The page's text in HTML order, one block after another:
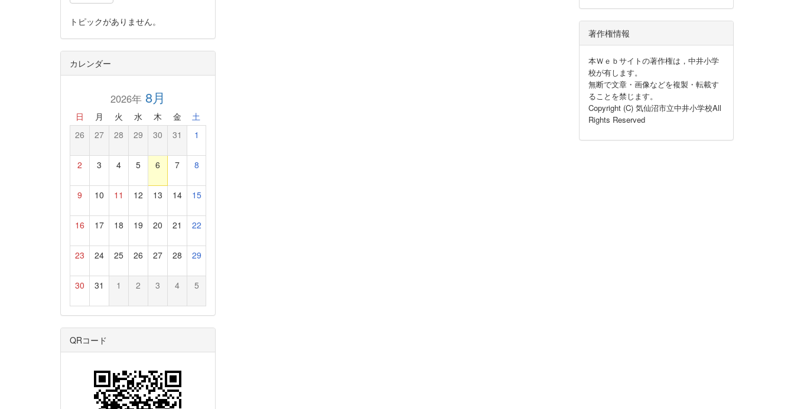
トピックがありません。
カレンダー
2026年8月
日 月 火 水 木 金 土
26 27 28 29 30 31 1
2 3 4 5 6 7 8
9 10 11 12 13 14 15
16 17 18 19 20 21 22
23 24 25 26 27 28 29
30 31 1 2 3 4 5
QRコード
著作権情報
本Ｗｅｂサイトの著作権は，中井小学
校が有します。
無断で文章・画像などを複製・転載す
ることを禁じます。
Copyright (C) 気仙沼市立中井小学校All
Rights Reserved